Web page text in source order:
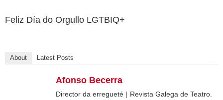
Feliz Día do Orgullo LGTBIQ+
About Latest Posts
Afonso Becerra
Director da erregueté | Revista Galega de Teatro.